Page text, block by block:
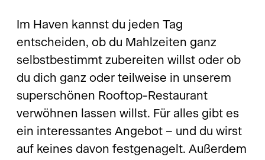
Im Haven kannst du jeden Tag
entscheiden, ob du Mahlzeiten ganz
selbstbestimmt zubereiten willst oder ob
du dich ganz oder teilweise in unserem
superschönen Rooftop-Restaurant
verwöhnen lassen willst. Für alles gibt es
ein interessantes Angebot – und du wirst
auf keines davon festgenagelt. Außerdem